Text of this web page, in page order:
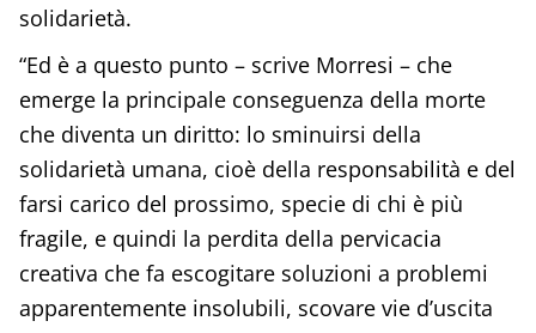
solidarietà.
“Ed è a questo punto – scrive Morresi – che
emerge la principale conseguenza della morte
che diventa un diritto: lo sminuirsi della
solidarietà umana, cioè della responsabilità e del
farsi carico del prossimo, specie di chi è più
fragile, e quindi la perdita della pervicacia
creativa che fa escogitare soluzioni a problemi
apparentemente insolubili, scovare vie d’uscita